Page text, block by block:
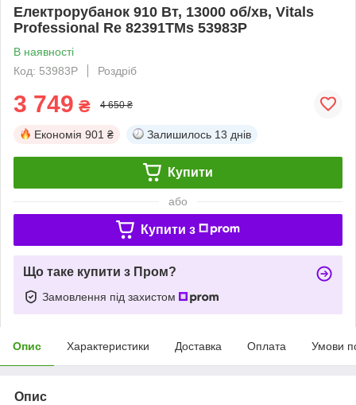
Електрорубанок 910 Вт, 13000 об/хв, Vitals
Professional Re 82391TMs 53983P
В наявності
Код: 53983P
Роздріб
3 749 ₴ 4 650 ₴
Економія 901 ₴ Залишилось 13 днів
Купити
або
Купити з
Що таке купити з Пром?
Замовлення під захистом
Опис Характеристики Доставка Оплата Умови
Опис